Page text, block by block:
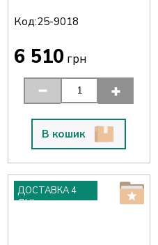
Код:25-9018
6 510грн
В кошик
ДОСТАВКА 4
ДНІ